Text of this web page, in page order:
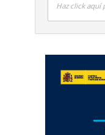
Haz click